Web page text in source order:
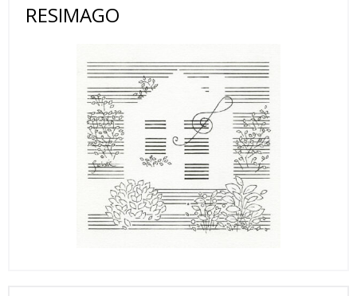
RESIMAGO